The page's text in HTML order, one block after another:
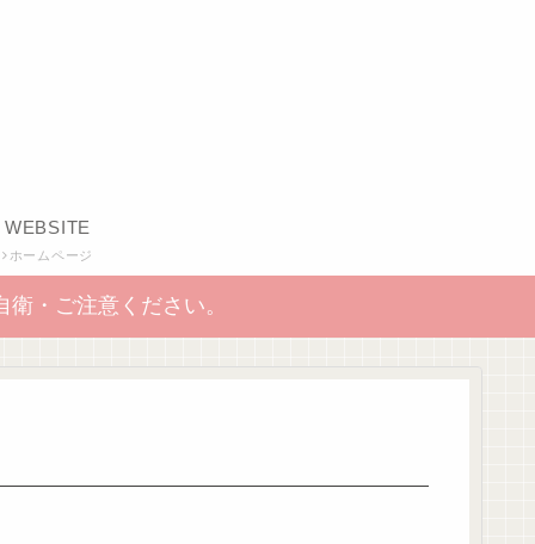
WEBSITE
ホームページ
・ご注意ください。